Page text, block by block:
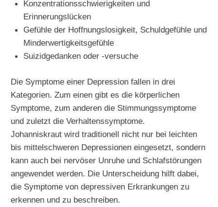
Konzentrationsschwierigkeiten und
Erinnerungslücken
Gefühle der Hoffnungslosigkeit, Schuldgefühle und
Minderwertigkeitsgefühle
Suizidgedanken oder -versuche
Die Symptome einer Depression fallen in drei
Kategorien. Zum einen gibt es die körperlichen
Symptome, zum anderen die Stimmungssymptome
und zuletzt die Verhaltenssymptome.
Johanniskraut wird traditionell nicht nur bei leichten
bis mittelschweren Depressionen eingesetzt, sondern
kann auch bei nervöser Unruhe und Schlafstörungen
angewendet werden. Die Unterscheidung hilft dabei,
die Symptome von depressiven Erkrankungen zu
erkennen und zu beschreiben.